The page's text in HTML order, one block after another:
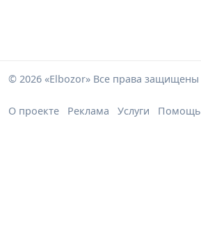
© 2026 «Elbozor» Все права защищены
О проекте Реклама Услуги Помощь